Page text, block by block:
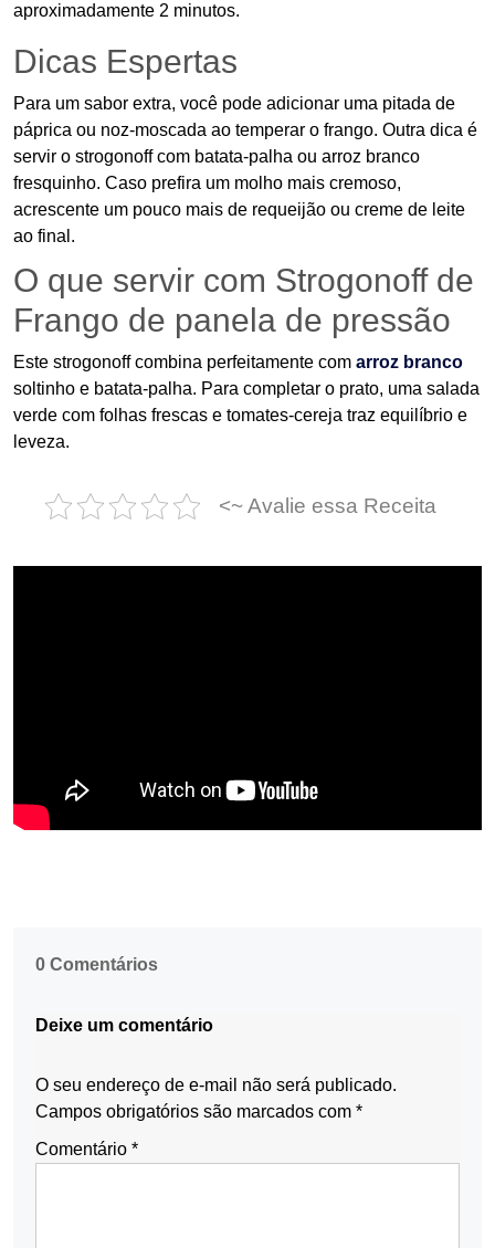
aproximadamente 2 minutos.
Dicas Espertas
Para um sabor extra, você pode adicionar uma pitada de
páprica ou noz-moscada ao temperar o frango. Outra dica é
servir o strogonoff com batata-palha ou arroz branco
fresquinho. Caso prefira um molho mais cremoso,
acrescente um pouco mais de requeijão ou creme de leite
ao final.
O que servir com Strogonoff de
Frango de panela de pressão
Este strogonoff combina perfeitamente com arroz branco
soltinho e batata-palha. Para completar o prato, uma salada
verde com folhas frescas e tomates-cereja traz equilíbrio e
leveza.
<~ Avalie essa Receita
0 Comentários
Deixe um comentário
O seu endereço de e-mail não será publicado.
Campos obrigatórios são marcados com *
Comentário *